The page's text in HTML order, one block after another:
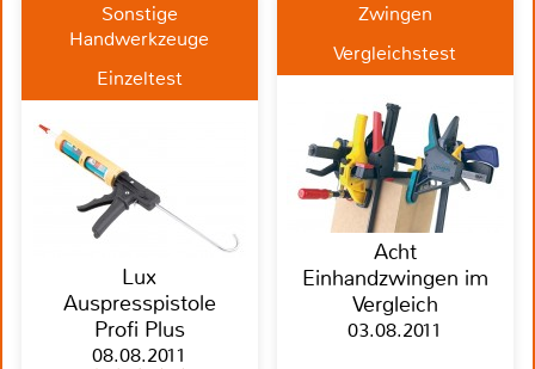
Sonstige
Handwerkzeuge
Einzeltest
Lux
Auspresspistole
Profi Plus
08.08.2011
Zwingen
Vergleichstest
Acht
Einhandzwingen im
Vergleich
03.08.2011